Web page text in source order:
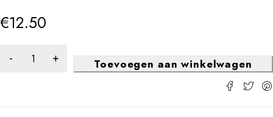
€12.50
Toevoegen aan winkelwagen